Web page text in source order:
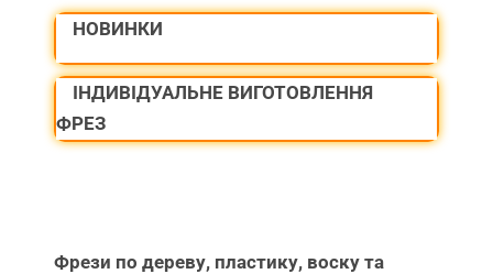
НОВИНКИ
ІНДИВІДУАЛЬНЕ ВИГОТОВЛЕННЯ
ФРЕЗ
Фрези по дереву, пластику, воску та